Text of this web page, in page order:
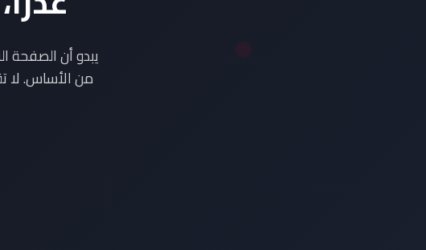
يبدو أن الصفحة
من الأساس. لا